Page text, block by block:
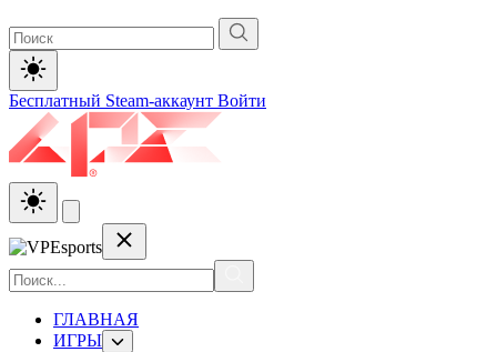
Бесплатный Steam-аккаунт Войти
ГЛАВНАЯ
ИГРЫ